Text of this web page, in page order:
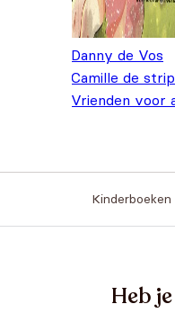
Danny de Vos
Camille de
Vrienden voor
Kinderboeken
Heb